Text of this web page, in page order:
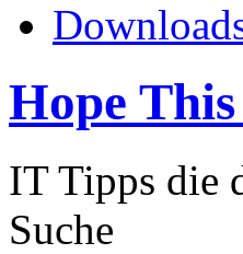
Hope
IT Tipps die
Suche